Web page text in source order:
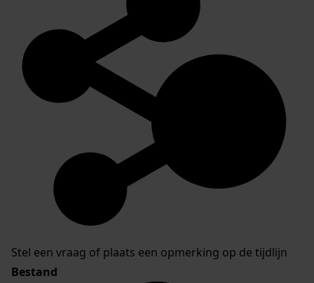
Stel een vraag of plaats een opmerking op de tijdlijn
Bestand